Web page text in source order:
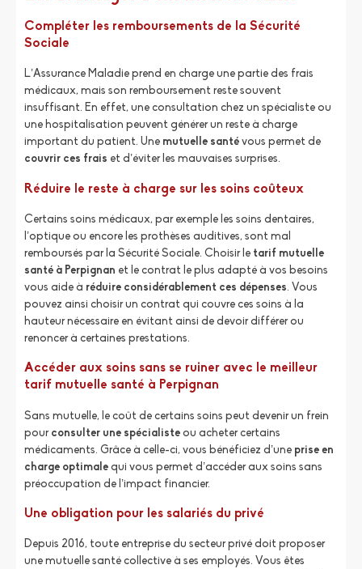
Compléter les remboursements de la Sécurité
Sociale
L’Assurance Maladie prend en charge une partie des frais
médicaux, mais son remboursement reste souvent
insuffisant. En effet, une consultation chez un spécialiste ou
une hospitalisation peuvent générer un reste à charge
important du patient. Une mutuelle santé vous permet de
couvrir ces frais et d’éviter les mauvaises surprises.
Réduire le reste à charge sur les soins coûteux
Certains soins médicaux, par exemple les soins dentaires,
l’optique ou encore les prothèses auditives, sont mal
remboursés par la Sécurité Sociale. Choisir le tarif mutuelle
santé à Perpignan et le contrat le plus adapté à vos besoins
vous aide à réduire considérablement ces dépenses. Vous
pouvez ainsi choisir un contrat qui couvre ces soins à la
hauteur nécessaire en évitant ainsi de devoir différer ou
renoncer à certaines prestations.
Accéder aux soins sans se ruiner avec le meilleur
tarif mutuelle santé à Perpignan
Sans mutuelle, le coût de certains soins peut devenir un frein
pour consulter une spécialiste ou acheter certains
médicaments. Grâce à celle-ci, vous bénéficiez d’une prise en
charge optimale qui vous permet d’accéder aux soins sans
préoccupation de l’impact financier.
Une obligation pour les salariés du privé
Depuis 2016, toute entreprise du secteur privé doit proposer
une mutuelle santé collective à ses employés. Vous êtes